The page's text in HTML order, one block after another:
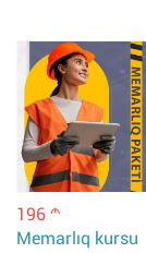
196 m
Memarlıq kursu